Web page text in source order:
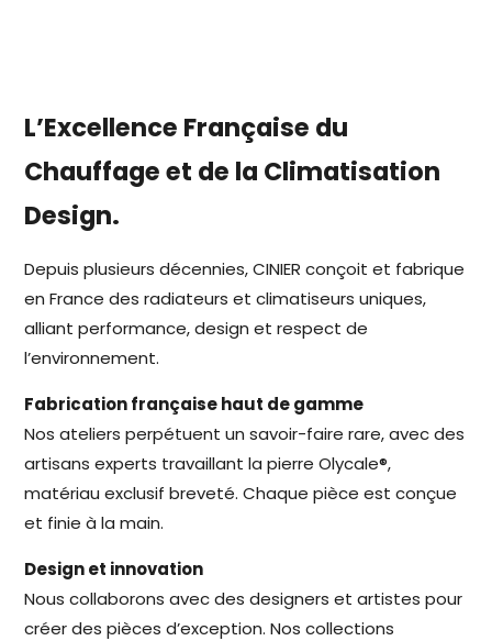
L’Excellence Française du
Chauffage et de la Climatisation
Design.
Depuis plusieurs décennies, CINIER conçoit et fabrique
en France des radiateurs et climatiseurs uniques,
alliant performance, design et respect de
l’environnement.
Fabrication française haut de gamme
Nos ateliers perpétuent un savoir-faire rare, avec des
artisans experts travaillant la pierre Olycale®,
matériau exclusif breveté. Chaque pièce est conçue
et finie à la main.
Design et innovation
Nous collaborons avec des designers et artistes pour
créer des pièces d’exception. Nos collections